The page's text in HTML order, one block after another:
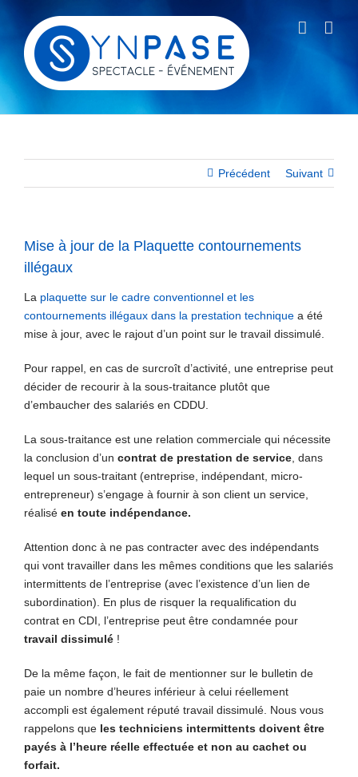
contenu
Précédent Suivant
Mise à jour de la Plaquette contournements
illégaux
La plaquette sur le cadre conventionnel et les
contournements illégaux dans la prestation technique a été
mise à jour, avec le rajout d’un point sur le travail dissimulé.
Pour rappel, en cas de surcroît d’activité, une entreprise peut
décider de recourir à la sous-traitance plutôt que
d’embaucher des salariés en CDDU.
La sous-traitance est une relation commerciale qui nécessite
la conclusion d’un contrat de prestation de service , dans
lequel un sous-traitant (entreprise, indépendant, micro-
entrepreneur) s’engage à fournir à son client un service,
réalisé en toute indépendance.
Attention donc à ne pas contracter avec des indépendants
qui vont travailler dans les mêmes conditions que les salariés
intermittents de l’entreprise (avec l’existence d’un lien de
subordination). En plus de risquer la requalification du
contrat en CDI, l’entreprise peut être condamnée pour
travail dissimulé !
De la même façon, le fait de mentionner sur le bulletin de
paie un nombre d’heures inférieur à celui réellement
accompli est également réputé travail dissimulé. Nous vous
rappelons que les techniciens intermittents doivent être
payés à l’heure réelle effectuée et non au cachet ou
forfait.